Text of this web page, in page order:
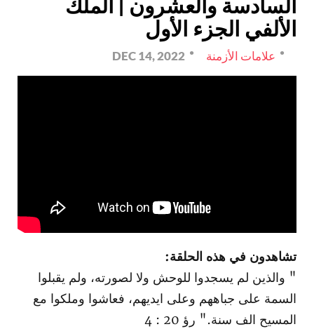
السادسة والعشرون | الملك
الألفي الجزء الأول
علامات الأزمنة DEC 14, 2022
تشاهدون في هذه الحلقة:
" والذين لم يسجدوا للوحش ولا لصورته، ولم يقبلوا
السمة على جباههم وعلى ايديهم، فعاشوا وملكوا مع
المسيح الف سنة." رؤ 20 : 4